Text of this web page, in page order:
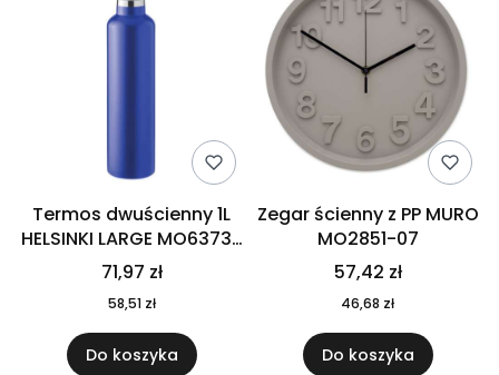
Termos dwuścienny 1L
HELSINKI LARGE MO6373-
04
71,97 zł
58,51 zł
Do koszyka
Zegar ścienny z PP MURO
MO2851-07
57,42 zł
46,68 zł
Do koszyka